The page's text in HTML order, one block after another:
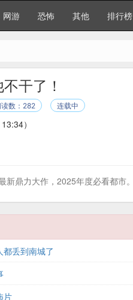
网游 恐怖 其他 排行榜
干了！
读数：282 连载中
）
鼎力大作，2025年度必看都市。
丢到南城了
片